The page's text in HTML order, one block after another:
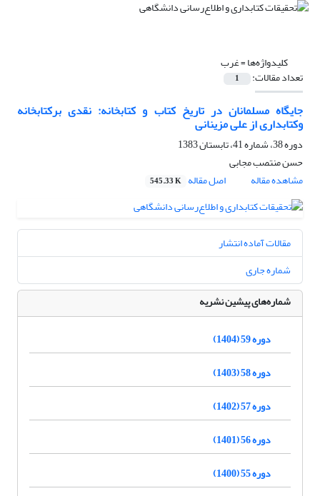
کلیدواژه‌ها =غرب
تعداد مقالات: 1
جایگاه مسلمانان در تاریخ کتاب و کتابخانه: نقدی برکتابخانه
وکتابداری از علی مزینانی
دوره 38، شماره 41، تابستان 1383
حسن منتصب مجابى
مشاهده مقاله
اصل مقاله 545.33 K
مقالات آماده انتشار
شماره جاری
شماره‌های پیشین نشریه
دوره 59 (1404)
دوره 58 (1403)
دوره 57 (1402)
دوره 56 (1401)
دوره 55 (1400)